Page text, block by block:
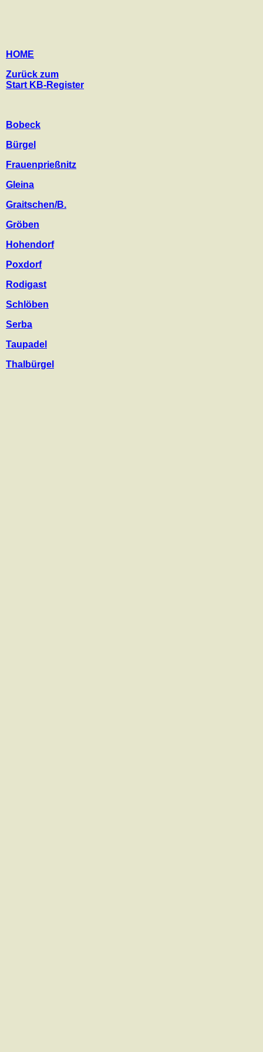
HOME
Zurück zum
Start KB-Register
Bobeck
Bürgel
Frauenprießnitz
Gleina
Graitschen/B.
Gröben
Hohendorf
Poxdorf
Rodigast
Schlöben
Serba
Taupadel
Thalbürgel